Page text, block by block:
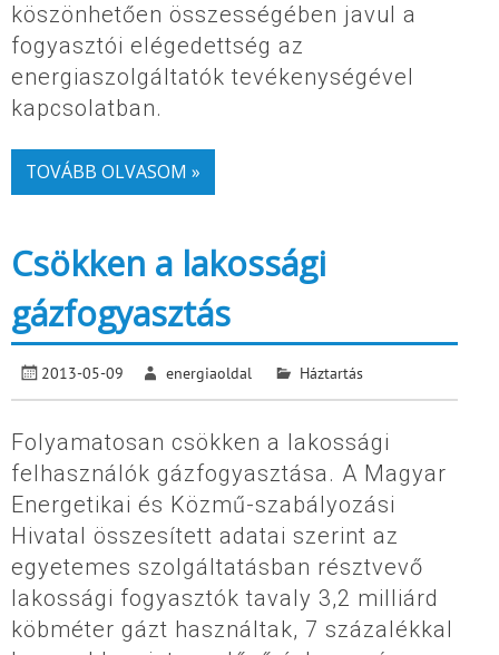
köszönhetően összességében javul a
fogyasztói elégedettség az
energiaszolgáltatók tevékenységével
kapcsolatban.
TOVÁBB OLVASOM »
Csökken a lakossági
gázfogyasztás
2013-05-09 energiaoldal Háztartás
Folyamatosan csökken a lakossági
felhasználók gázfogyasztása. A Magyar
Energetikai és Közmű-szabályozási
Hivatal összesített adatai szerint az
egyetemes szolgáltatásban résztvevő
lakossági fogyasztók tavaly 3,2 milliárd
köbméter gázt használtak, 7 százalékkal